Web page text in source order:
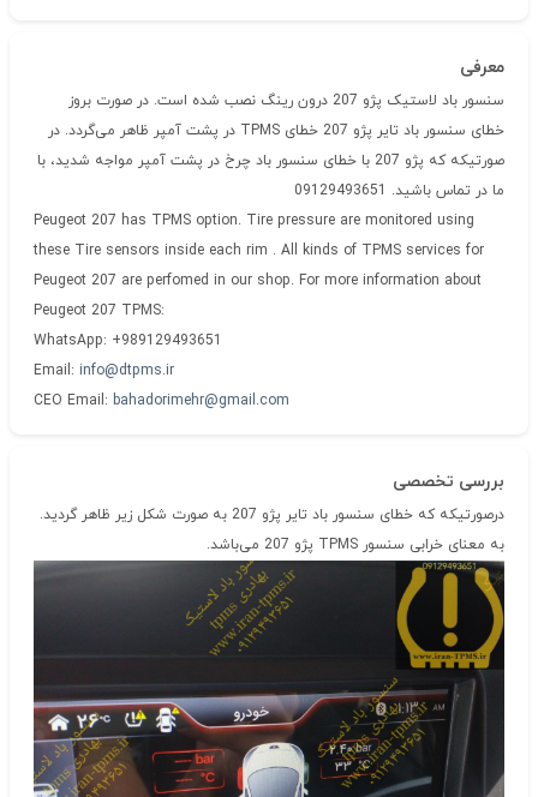
معرفی
سنسور باد لاستیک پژو 207 درون رینگ نصب شده است. در صورت بروز
خطای سنسور باد تایر پژو 207 خطای TPMS در پشت آمپر ظاهر می‌گردد. در
صورتیکه که پژو 207 با خطای سنسور باد چرخ در پشت آمپر مواجه شدید، با
ما در تماس باشید. 09129493651
Peugeot 207 has TPMS option. Tire pressure are monitored using
these Tire sensors inside each rim . All kinds of TPMS services for
Peugeot 207 are perfomed in our shop. For more information about
Peugeot 207 TPMS:
WhatsApp: +989129493651
Email: info@dtpms.ir
CEO Email: bahadorimehr@gmail.com
بررسی تخصصی
درصورتیکه که خطای سنسور باد تایر پژو 207 به صورت شکل زیر ظاهر گردید.
به معنای خرابی سنسور TPMS پژو 207 می‌باشد.